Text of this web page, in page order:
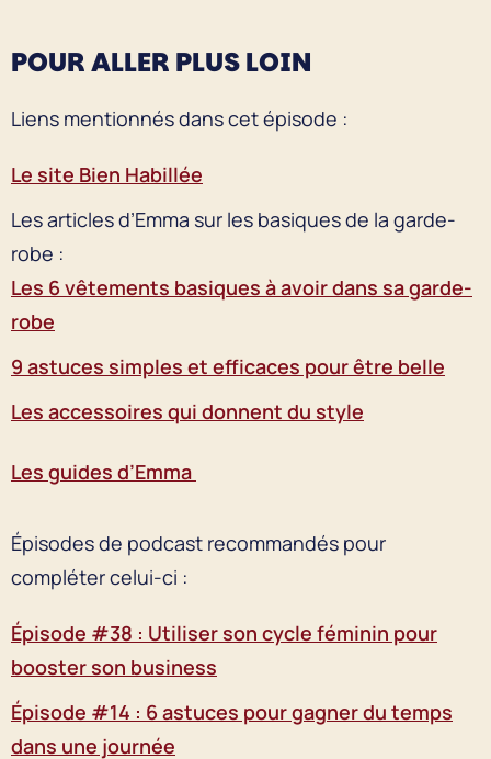
POUR ALLER PLUS LOIN
Liens mentionnés dans cet épisode :
Le site Bien Habillée
Les articles d’Emma sur les basiques de la garde-
robe :
Les 6 vêtements basiques à avoir dans sa garde-
robe
9 astuces simples et efficaces pour être belle
Les accessoires qui donnent du style
Les guides d’Emma
Épisodes de podcast recommandés pour
compléter celui-ci :
Épisode #38 : Utiliser son cycle féminin pour
booster son business
Épisode #14 : 6 astuces pour gagner du temps
dans une journée